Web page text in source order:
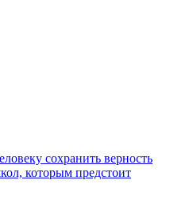
сохранить верность
которым предстоит